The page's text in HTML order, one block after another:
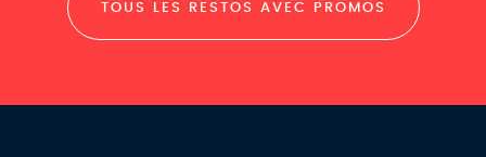
TOUS LES RESTOS AVEC PROMOS